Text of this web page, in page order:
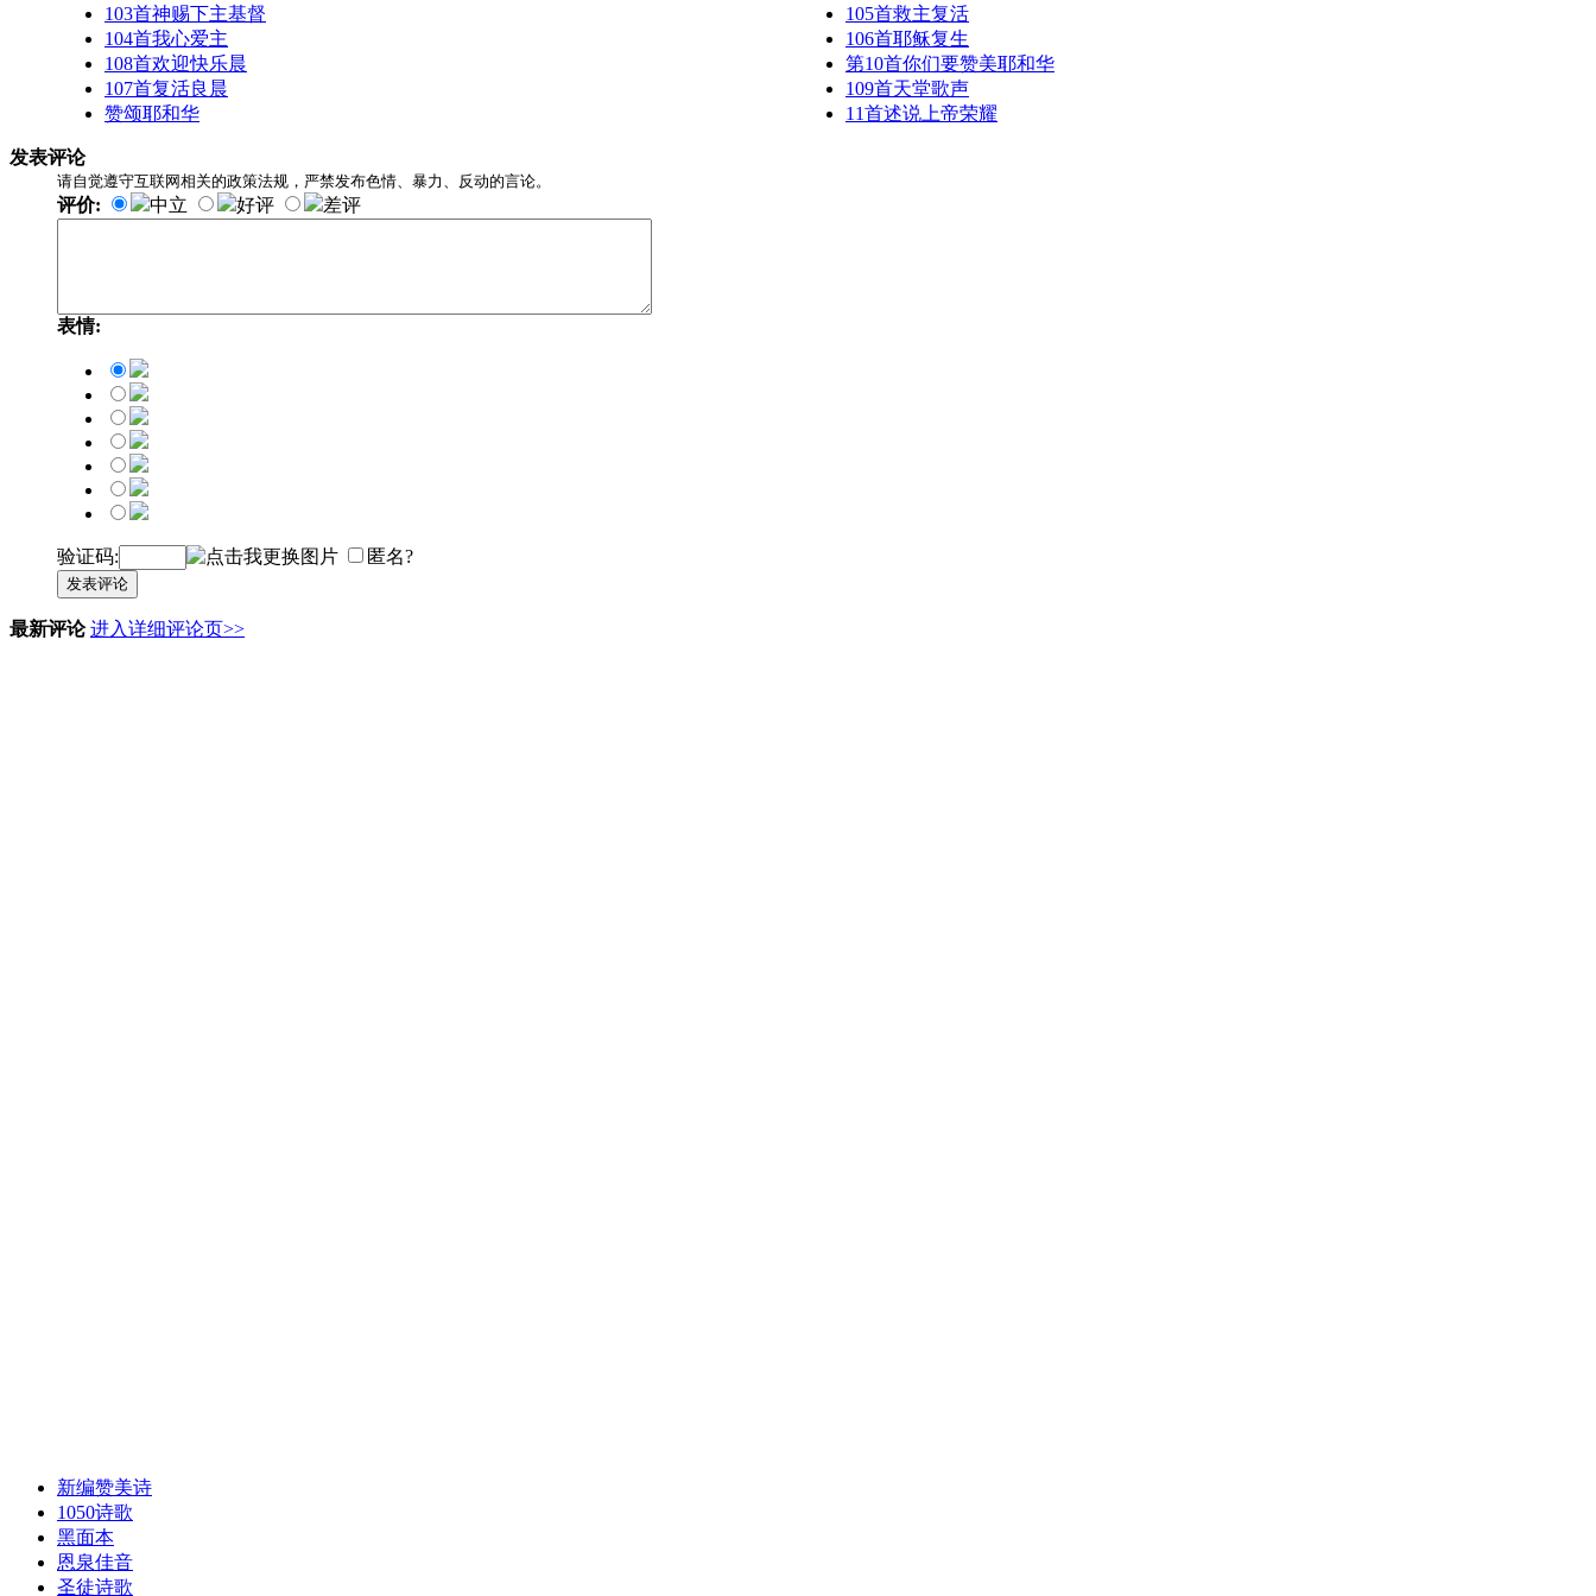
103首神赐下主基督
105首救主复活
104首我心爱主
106首耶稣复生
108首欢迎快乐晨
第10首你们要赞美耶和华
107首复活良晨
109首天堂歌声
赞颂耶和华
11首述说上帝荣耀
发表评论
请自觉遵守互联网相关的政策法规，严禁发布色情、暴力、反动的言论。
评价: 中立 好评 差评
表情:
验证码: 匿名?
发表评论
最新评论 进入详细评论页>>
新编赞美诗
1050诗歌
黑面本
恩泉佳音
圣徒诗歌